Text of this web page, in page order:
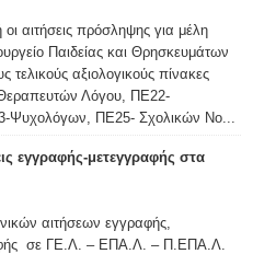
αιτήσεις πρόσληψης για μέλη
Παιδείας και Θρησκευμάτων
τελικούς αξιολογικούς πίνακες
Λόγου, ΠΕ22-
Ψυχολόγων, ΠΕ25- Σχολικών Νο...
εγγραφής-μετεγγραφής στα
αιτήσεων εγγραφής,
σε ΓΕ.Λ. – ΕΠΑ.Λ. – Π.ΕΠΑ.Λ.